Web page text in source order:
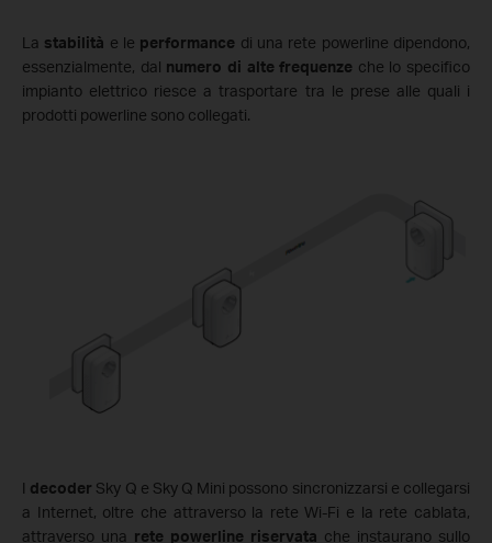
La stabilità e le performance di una rete powerline dipendono,
essenzialmente, dal numero di alte frequenze che lo specifico
impianto elettrico riesce a trasportare tra le prese alle quali i
prodotti powerline sono collegati.
I decoder Sky Q e Sky Q Mini possono sincronizzarsi e collegarsi
a Internet, oltre che attraverso la rete Wi-Fi e la rete cablata,
attraverso una rete powerline riservata che instaurano sullo